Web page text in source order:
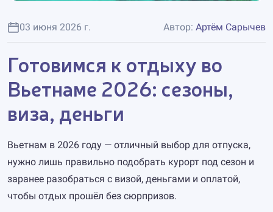
03 июня 2026 г. Автор: Артём Сарычев
Готовимся к отдыху во
Вьетнаме 2026: сезоны,
виза, деньги
Вьетнам в 2026 году — отличный выбор для отпуска,
нужно лишь правильно подобрать курорт под сезон и
заранее разобраться с визой, деньгами и оплатой,
чтобы отдых прошёл без сюрпризов.